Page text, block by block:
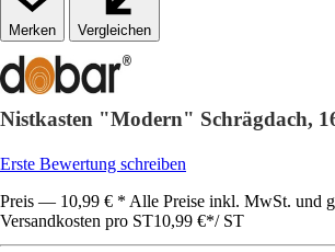
Vergleichen
Nistkasten "Modern" Schrägdach,
Erste Bewertung schreiben
Preis — 10,99 € * Alle Preise inkl. MwSt. und
Versandkosten pro ST10,99 €*/ ST